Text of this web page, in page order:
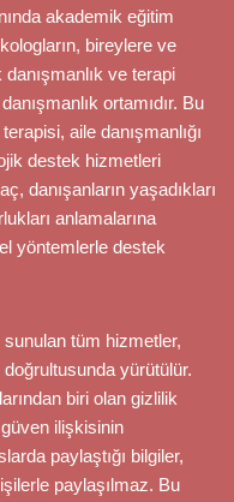
akademik eğitim
bireylere ve
ve terapi
ortamıdır. Bu
aile danışmanlığı
destek hizmetleri
danışanların yaşadıkları
anlamalarına
yöntemlerle destek
tüm hizmetler,
yürütülür.
biri olan gizlilik
ilişkisinin
paylaştığı bilgiler,
paylaşılmaz. Bu